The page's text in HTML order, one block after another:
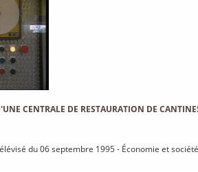
CENTRALE DE RESTAURATION DE
du 06 septembre 1995 - Économie et